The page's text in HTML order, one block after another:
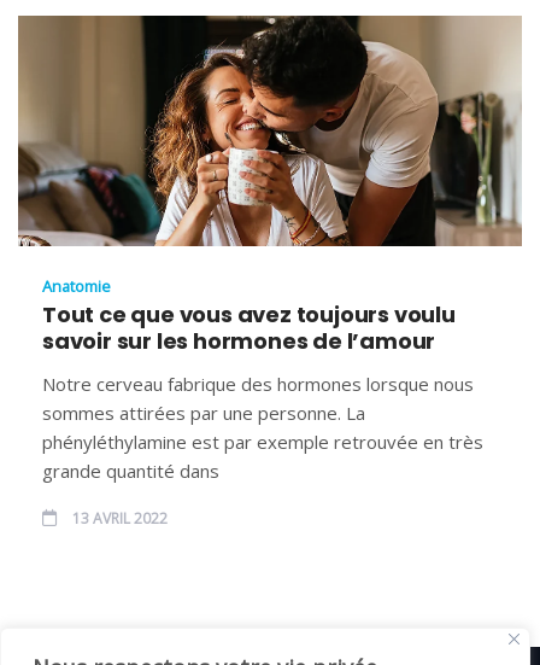
Anatomie
Tout ce que vous avez toujours voulu
savoir sur les hormones de l’amour
Notre cerveau fabrique des hormones lorsque nous
sommes attirées par une personne. La
phényléthylamine est par exemple retrouvée en très
grande quantité dans
13 AVRIL 2022